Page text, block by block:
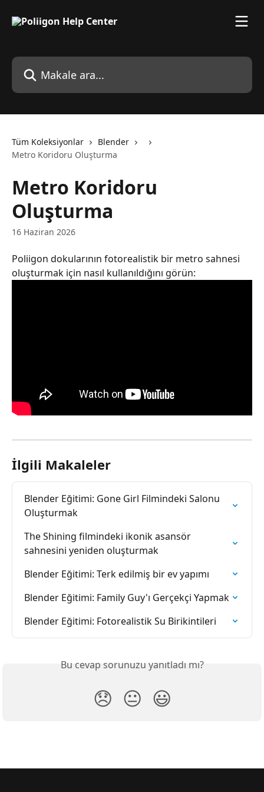
Makale ara...
Tüm Koleksiyonlar
Blender
Metro Koridoru Oluşturma
Metro Koridoru
Oluşturma
16 Haziran 2026
Poliigon dokularının fotorealistik bir metro sahnesi
oluşturmak için nasıl kullanıldığını görün:
İlgili Makaleler
Blender Eğitimi: Gone Girl Filmindeki Salonu
Oluşturmak
The Shining filmindeki ikonik asansör
sahnesini yeniden oluşturmak
Blender Eğitimi: Terk edilmiş bir ev yapımı
Blender Eğitimi: Family Guy'ı Gerçekçi Yapmak
Blender Eğitimi: Fotorealistik Su Birikintileri
Bu cevap sorunuzu yanıtladı mı?
😞 😐 😃